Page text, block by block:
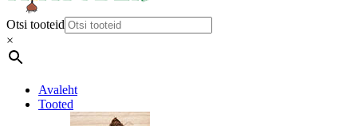
Otsi tooteid
×
Avaleht
Tooted